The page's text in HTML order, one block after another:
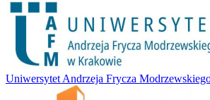
Uniwersytet Andrzeja Frycza